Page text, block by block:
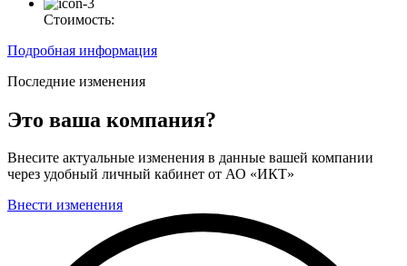
Стоимость:
Подробная информация
Последние изменения
Это ваша компания?
Внесите актуальные изменения в данные вашей компании
через удобный личный кабинет от АО «ИКТ»
Внести изменения